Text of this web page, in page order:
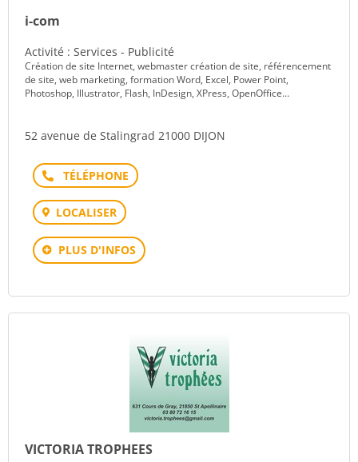
i-com
Activité : Services - Publicité
Création de site Internet, webmaster création de site, référencement
de site, web marketing, formation Word, Excel, Power Point,
Photoshop, Illustrator, Flash, InDesign, XPress, OpenOffice…
52 avenue de Stalingrad 21000 DIJON
Téléphone
LOCALISER
PLUS D'INFOS
VICTORIA TROPHEES